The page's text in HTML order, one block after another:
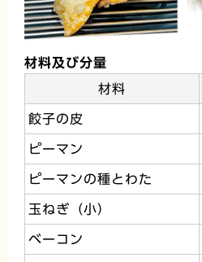
材料及び分量
材料
餃子の皮
ピーマン
ピーマンの種とわた
玉ねぎ（小）
ベーコン